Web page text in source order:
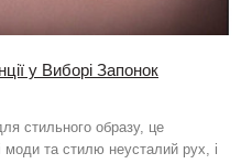
у Виборі Запонок
стильного образу, це
моди та стилю неусталий рух, і